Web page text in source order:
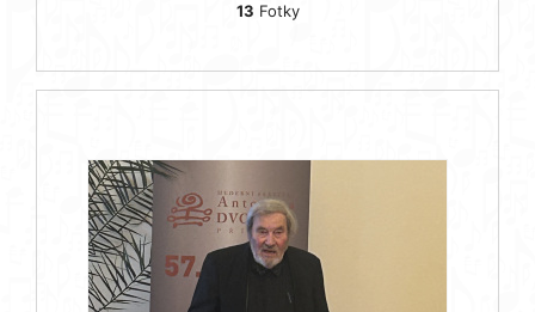
13 Fotky